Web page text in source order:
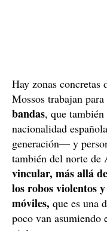
Hay zonas concretas
Mossos trabajan para
bandas, que
nacionalidad
generación— y
también del norte de
vincular, más allá
los robos violentos
móviles, que es una
poco van asumiendo